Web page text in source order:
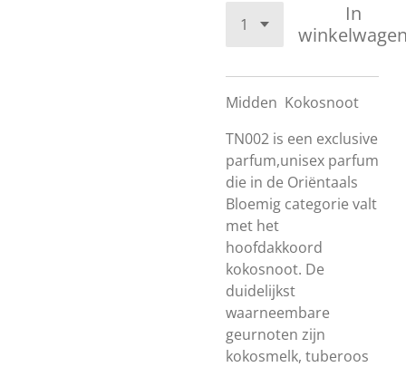
In
Midden Kokosnoot
TN002 is een exclusive
parfum,unisex parfum
die in de Oriëntaals
Bloemig categorie valt
met het
hoofdakkoord
kokosnoot. De
duidelijkst
waarneembare
geurnoten zijn
kokosmelk, tuberoos